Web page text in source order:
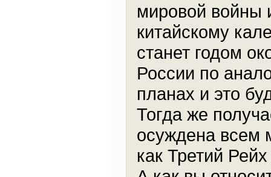
мировой войны
китайскому
станет годом
России по
планах и это
Тогда же
осуждена всем
как Третий